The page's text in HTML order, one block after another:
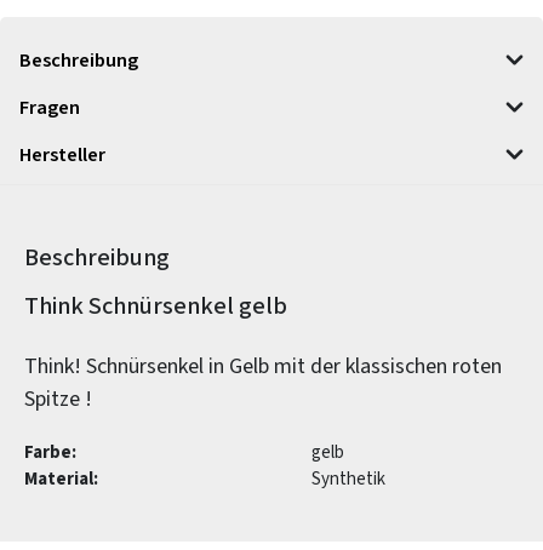
Beschreibung
Fragen
Hersteller
Beschreibung
Produktinformationen
Think Schnürsenkel gelb
Think! Schnürsenkel in Gelb mit der klassischen roten
Spitze !
Farbe:
gelb
Material:
Synthetik